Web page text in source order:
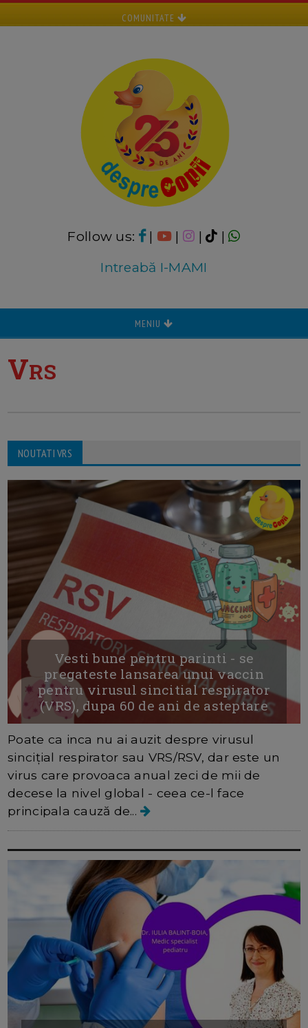
COMUNITATE
Follow us: | | |
|
Intreabă I-MAMI
MENIU
VRS
NOUTATI VRS
Vesti bune pentru parinti - se
pregateste lansarea unui vaccin
pentru virusul sincitial respirator
(VRS), dupa 60 de ani de asteptare
Poate ca inca nu ai auzit despre virusul
sincițial respirator sau VRS/RSV, dar este un
virus care provoaca anual zeci de mii de
decese la nivel global - ceea ce-l face
principala cauză de...